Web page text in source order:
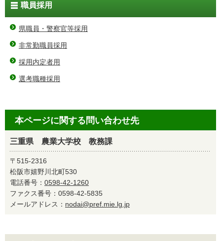
職員採用
県職員・警察官等採用
非常勤職員採用
採用内定者用
選考職種採用
本ページに関する問い合わせ先
三重県 農業大学校 教務課
〒515-2316
松阪市嬉野川北町530
電話番号： 0598-42-1260
ファクス番号：0598-42-5835
メールアドレス： nodai@pref.mie.lg.jp